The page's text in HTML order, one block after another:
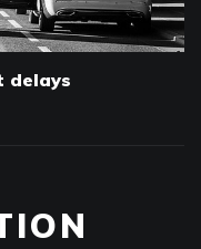
delays